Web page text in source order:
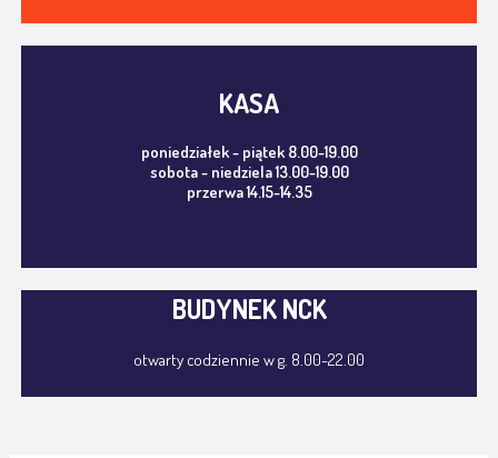
KASA
poniedziałek - piątek 8.00-19.00
sobota - niedziela 13.00-19.00
przerwa 14.15-14.35
BUDYNEK NCK
otwarty codziennie w g. 8.00-22.00